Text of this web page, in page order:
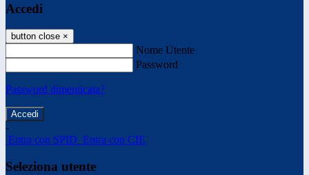
Accedi
button close ×
Nome Utente
Password
Password dimenticata?
-
Entra con SPID Entra con CIE
Seleziona utente